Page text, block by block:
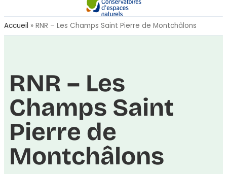
Accueil » RNR – Les Champs Saint Pierre de Montchâlons
RNR – Les
Champs Saint
Pierre de
Montchâlons